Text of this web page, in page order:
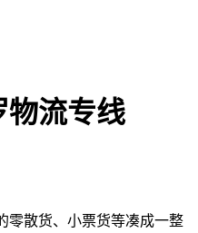
物流专线
零散货、小票货等凑成一整